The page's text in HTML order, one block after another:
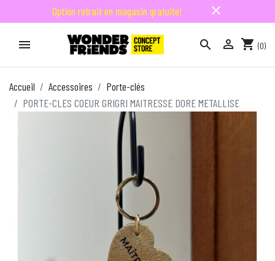
Option retrait en magasin gratuite! close
   shopping_cart (0)
Accueil Accessoires
Porte-clés
PORTE-CLES COEUR GRIGRI MAITRESSE DORE METALLISE